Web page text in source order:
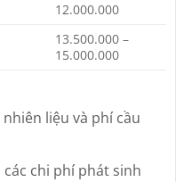
12.000.000
13.500.000 –
15.000.000
liệu và phí cầu
các chi phí phát sinh